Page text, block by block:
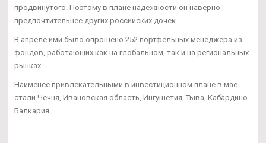
продвинутого. Поэтому в плане надежности он наверно
предпочтительнее других российских дочек.
В апреле ими было опрошено 252 портфельных менеджера из
фондов, работающих как на глобальном, так и на региональных
рынках.
Наименее привлекательными в инвестиционном плане в мае
стали Чечня, Ивановская область, Ингушетия, Тыва, Кабардино-
Балкария.